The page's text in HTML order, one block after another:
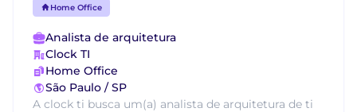
Home Office
Analista de arquitetura
Clock TI
Home Office
São Paulo / SP
A clock ti busca um(a) analista de arquitetura de ti